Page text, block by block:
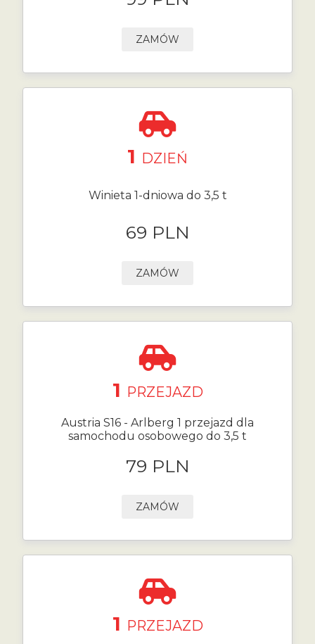
ZAMÓW
1 DZIEŃ
Winieta 1-dniowa do 3,5 t
69 PLN
ZAMÓW
1 PRZEJAZD
Austria S16 - Arlberg 1 przejazd dla
samochodu osobowego do 3,5 t
79 PLN
ZAMÓW
1 PRZEJAZD